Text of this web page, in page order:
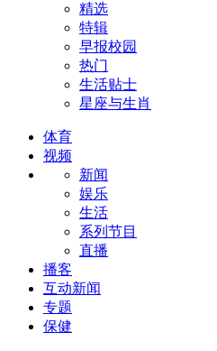
精选
特辑
早报校园
热门
生活贴士
星座与生肖
体育
视频
新闻
娱乐
生活
系列节目
直播
播客
互动新闻
专题
保健